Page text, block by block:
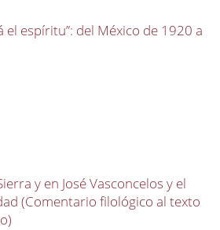
el espíritu”: del México de 1920 a
y en José Vasconcelos y el
(Comentario filológico al texto